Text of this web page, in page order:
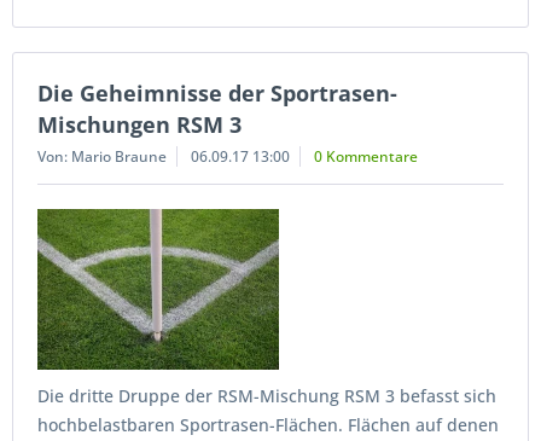
Die Geheimnisse der Sportrasen-
Mischungen RSM 3
Von: Mario Braune 06.09.17 13:00 0 Kommentare
Die dritte Druppe der RSM-Mischung RSM 3 befasst sich
hochbelastbaren Sportrasen-Flächen. Flächen auf denen